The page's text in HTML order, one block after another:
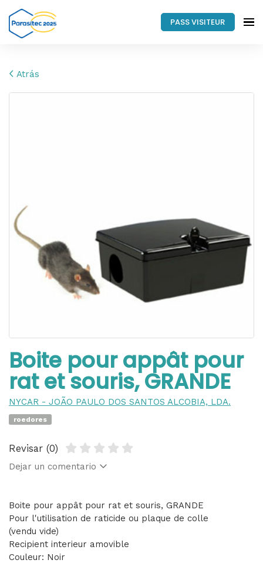
PASS VISITEUR
Atrás
Boite pour appât pour
rat et souris, GRANDE
NYCAR - JOÃO PAULO DOS SANTOS ALCOBIA, LDA.
roedores
Revisar (0)
Dejar un comentario
Boite pour appât pour rat et souris, GRANDE
Pour l'utilisation de raticide ou plaque de colle
(vendu vide)
Recipient interieur amovible
Couleur: Noir